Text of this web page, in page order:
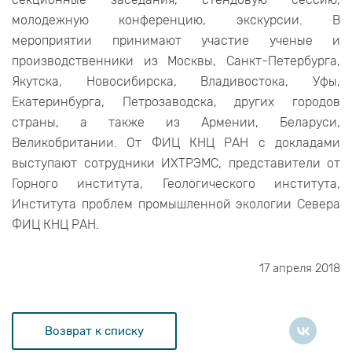
молодежную конференцию, экскурсии. В
мероприятии принимают участие ученые и
производственники из Москвы, Санкт-Петербурга,
Якутска, Новосибирска, Владивостока, Уфы,
Екатеринбурга, Петрозаводска, других городов
страны, а также из Армении, Беларуси,
Великобритании. От ФИЦ КНЦ РАН с докладами
выступают сотрудники ИХТРЭМС, представители от
Горного института, Геологического института,
Института проблем промышленной экологии Севера
ФИЦ КНЦ РАН.
17 апреля 2018
Возврат к списку